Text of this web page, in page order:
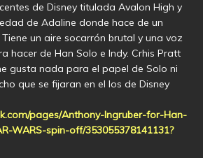
de Disney titulada Avalon High y
de Adaline donde hace de un
un aire socarrón brutal y una voz
hacer de Han Solo e Indy. Crhis Pratt
gusta nada para el papel de Solo ni
que se fijaran en el los de Disney
pages/Anthony-Ingruber-for-Han-
WARS-spin-off/353055378141131?